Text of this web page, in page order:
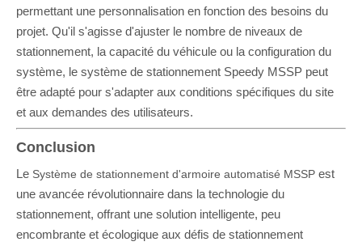
permettant une personnalisation en fonction des besoins du
projet. Qu'il s'agisse d'ajuster le nombre de niveaux de
stationnement, la capacité du véhicule ou la configuration du
système, le système de stationnement Speedy MSSP peut
être adapté pour s'adapter aux conditions spécifiques du site
et aux demandes des utilisateurs.
Conclusion
Le Système de stationnement d'armoire automatisé MSSP est
une avancée révolutionnaire dans la technologie du
stationnement, offrant une solution intelligente, peu
encombrante et écologique aux défis de stationnement